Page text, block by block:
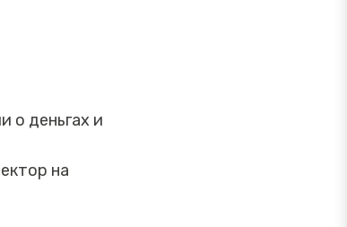
о деньгах и
на